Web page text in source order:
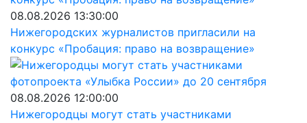
08.08.2026 13:30:00
Нижегородских журналистов пригласили на
конкурс «Пробация: право на возвращение»
08.08.2026 12:00:00
Нижегородцы могут стать участниками